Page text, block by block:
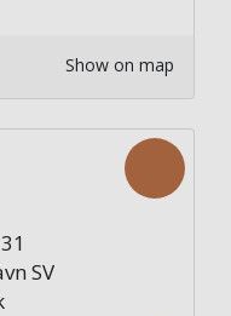
Show on map
sal
SV